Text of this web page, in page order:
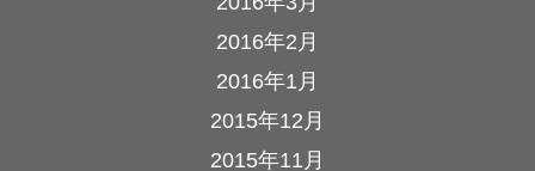
2016年2月
2016年1月
2015年12月
2015年11月